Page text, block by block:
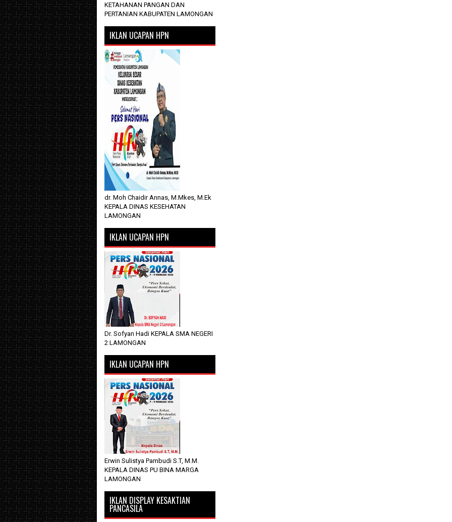
KETAHANAN PANGAN DAN
PERTANIAN KABUPATEN LAMONGAN
IKLAN UCAPAN HPN
dr. Moh Chaidir Annas, M.Mkes, M.Ek
KEPALA DINAS KESEHATAN
LAMONGAN
IKLAN UCAPAN HPN
Dr. Sofyan Hadi KEPALA SMA NEGERI
2 LAMONGAN
IKLAN UCAPAN HPN
Erwin Sulistya Pambudi S.T, M.M.
KEPALA DINAS PU BINA MARGA
LAMONGAN
IKLAN DISPLAY KESAKTIAN
PANCASILA